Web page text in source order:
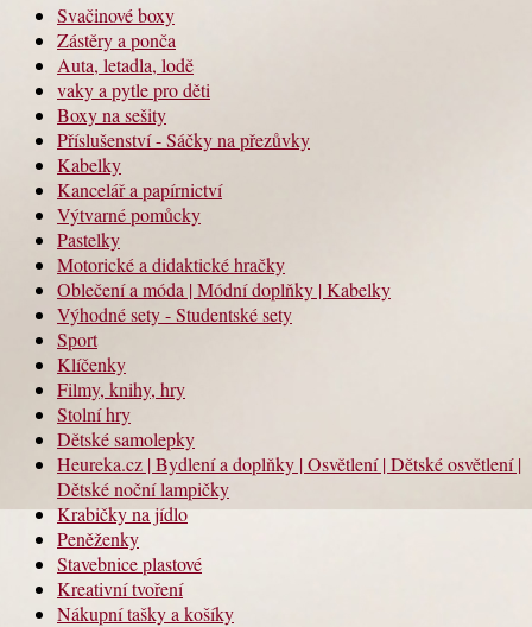
Svačinové boxy
Zástěry a ponča
Auta, letadla, lodě
vaky a pytle pro děti
Boxy na sešity
Příslušenství - Sáčky na přezůvky
Kabelky
Kancelář a papírnictví
Výtvarné pomůcky
Pastelky
Motorické a didaktické hračky
Oblečení a móda | Módní doplňky | Kabelky
Výhodné sety - Studentské sety
Sport
Klíčenky
Filmy, knihy, hry
Stolní hry
Dětské samolepky
Heureka.cz | Bydlení a doplňky | Osvětlení | Dětské osvětlení |
Dětské noční lampičky
Krabičky na jídlo
Peněženky
Stavebnice plastové
Kreativní tvoření
Nákupní tašky a košíky